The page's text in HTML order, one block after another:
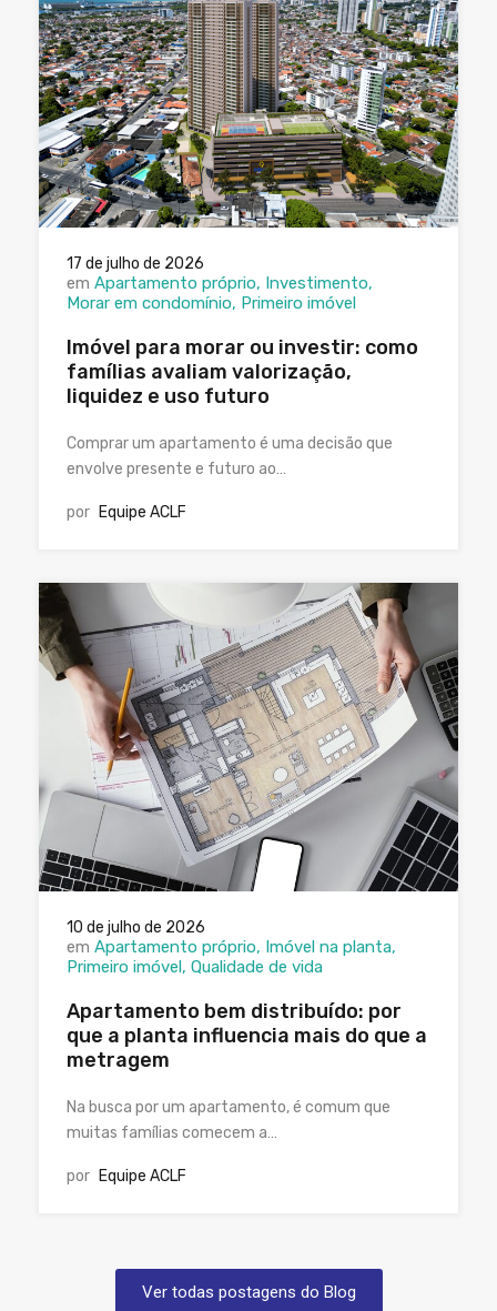
17 de julho de 2026
em Apartamento próprio Investimento
Morar em condomínio Primeiro imóvel
Imóvel para morar ou investir: como
famílias avaliam valorização,
liquidez e uso futuro
Comprar um apartamento é uma decisão que
envolve presente e futuro ao…
por Equipe ACLF
10 de julho de 2026
em Apartamento próprio Imóvel na planta
Primeiro imóvel Qualidade de vida
Apartamento bem distribuído: por
que a planta influencia mais do que a
metragem
Na busca por um apartamento, é comum que
muitas famílias comecem a…
por Equipe ACLF
Ver todas postagens do Blog